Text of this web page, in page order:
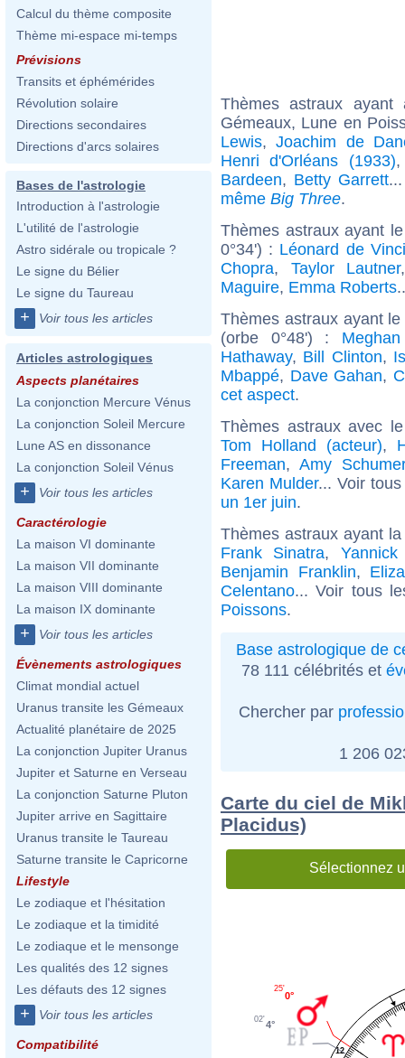
Calcul du thème composite
Thème mi-espace mi-temps
Prévisions
Transits et éphémérides
Révolution solaire
Directions secondaires
Directions d'arcs solaires
Bases de l'astrologie
Introduction à l'astrologie
L'utilité de l'astrologie
Astro sidérale ou tropicale ?
Le signe du Bélier
Le signe du Taureau
+ Voir tous les articles
Articles astrologiques
Aspects planétaires
La conjonction Mercure Vénus
La conjonction Soleil Mercure
Lune AS en dissonance
La conjonction Soleil Vénus
+ Voir tous les articles
Caractérologie
La maison VI dominante
La maison VII dominante
La maison VIII dominante
La maison IX dominante
+ Voir tous les articles
Évènements astrologiques
Climat mondial actuel
Uranus transite les Gémeaux
Actualité planétaire de 2025
La conjonction Jupiter Uranus
Jupiter et Saturne en Verseau
La conjonction Saturne Pluton
Jupiter arrive en Sagittaire
Uranus transite le Taureau
Saturne transite le Capricorne
Lifestyle
Le zodiaque et l'hésitation
Le zodiaque et la timidité
Le zodiaque et le mensonge
Les qualités des 12 signes
Les défauts des 12 signes
+ Voir tous les articles
Compatibilité
Thèmes astraux
Gémeaux, Lune en
Lewis,Joachim de
Henri d'Orléans (1933)
Bardeen, Betty Garrett
même Big Three.
Thèmes astraux ayant
0°34') : Léonard de Vinci
Chopra, Taylor Lautner
Maguire, Emma Roberts
Thèmes astraux ayant
(orbe 0°48') :
Hathaway, Bill Clinton,
Mbappé, Dave Gahan,
cet aspect.
Thèmes astraux avec
Tom Holland (acteur),
Freeman, Amy Schumer
Karen Mulder... Voir
un 1er juin.
Thèmes astraux ayant
Frank Sinatra,
Benjamin Franklin,
Celentano... Voir tous
Poissons.
Base astrologique de
78 111 célébrités et
Chercher par
1 206
Carte du ciel de
Placidus)
Sélectionnez
12
0°
25'
4°
02'